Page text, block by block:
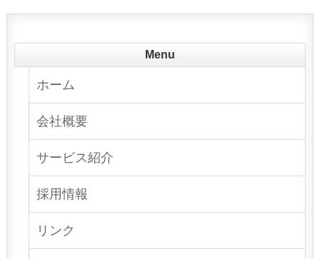
Menu
ホーム
会社概要
サービス紹介
採用情報
リンク